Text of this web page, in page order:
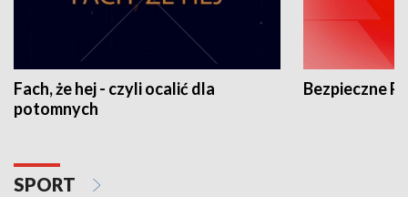
Fach, że hej - czyli ocalić dla
potomnych
Bezpieczne
SPORT